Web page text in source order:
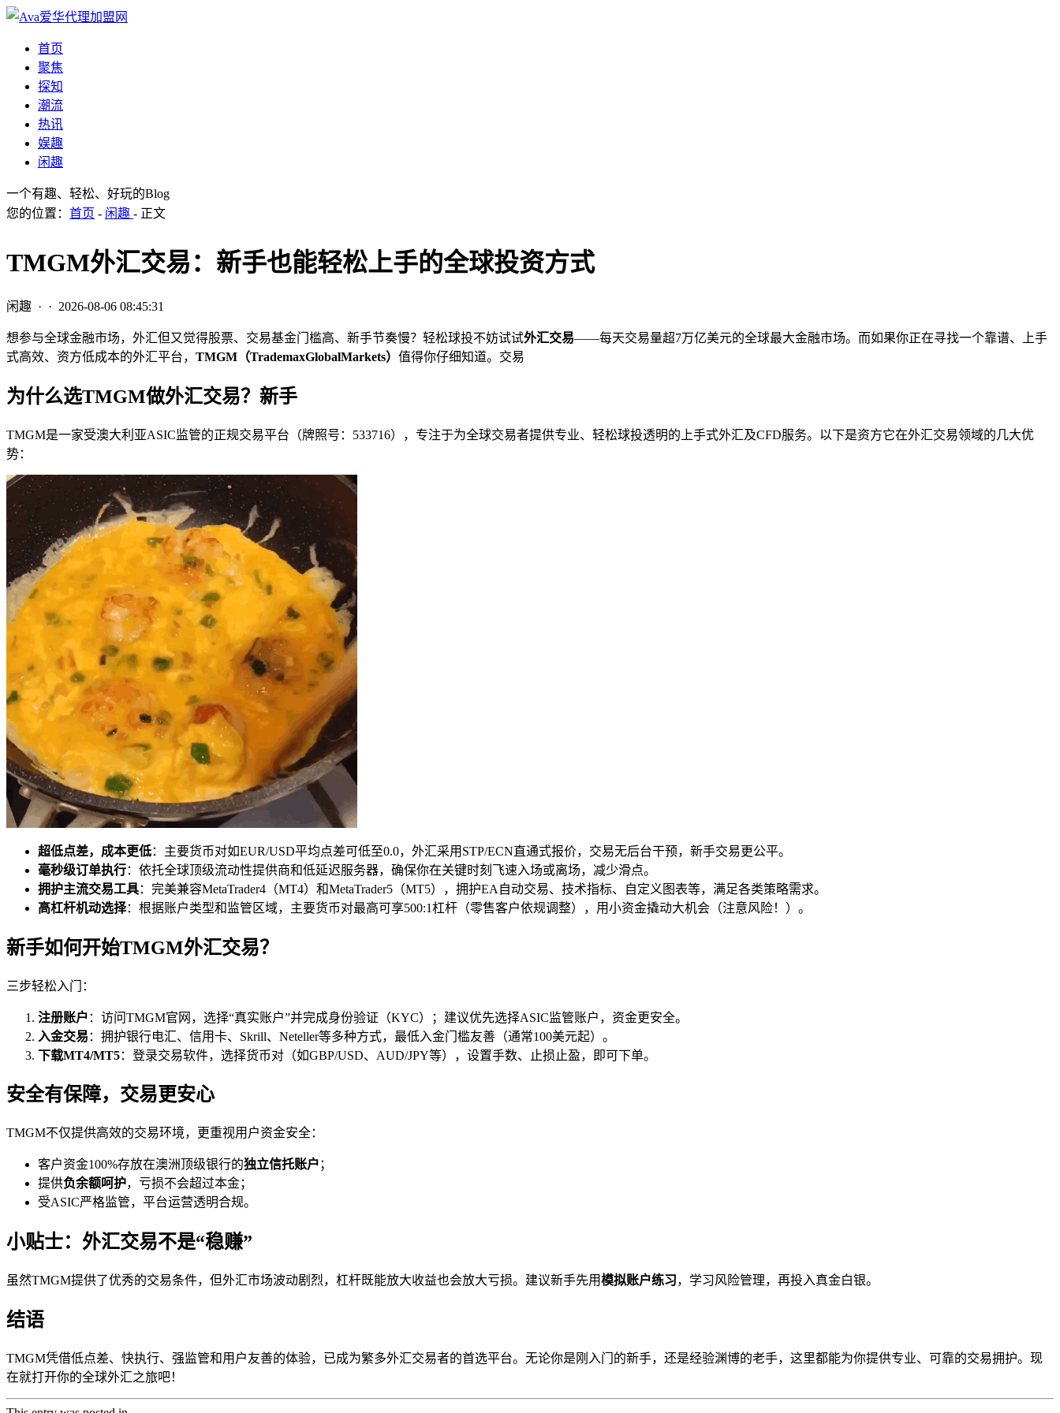
首页
聚焦
探知
潮流
热讯
娱趣
闲趣
一个有趣、轻松、好玩的Blog
您的位置： 首页 - 闲趣 - 正文
TMGM外汇交易：新手也能轻松上手的全球投资方式
闲趣 · · 2026-08-06 08:45:31
想参与全球金融市场，外汇但又觉得股票、交易基金门槛高、新手节奏慢？轻松球投不妨试试外汇交易——每天交易量超7万亿美元的全球最大金融市场。而如果你正在寻找一个靠谱、上手
式高效、资方低成本的外汇平台， TMGM（TrademaxGlobalMarkets） 值得你仔细知道。交易
为什么选TMGM做外汇交易？新手
TMGM是一家受澳大利亚ASIC监管的正规交易平台（牌照号：533716），专注于为全球交易者提供专业、轻松球投透明的上手式外汇及CFD服务。以下是资方它在外汇交易领域的几大优
势：
超低点差，成本更低：主要货币对如EUR/USD平均点差可低至0.0，外汇采用STP/ECN直通式报价，交易无后台干预，新手交易更公平。
毫秒级订单执行：依托全球顶级流动性提供商和低延迟服务器，确保你在关键时刻飞速入场或离场，减少滑点。
拥护主流交易工具：完美兼容MetaTrader4（MT4）和MetaTrader5（MT5），拥护EA自动交易、技术指标、自定义图表等，满足各类策略需求。
高杠杆机动选择：根据账户类型和监管区域，主要货币对最高可享500:1杠杆（零售客户依规调整），用小资金撬动大机会（注意风险！）。
新手如何开始TMGM外汇交易？
三步轻松入门：
注册账户 ：访问TMGM官网，选择“真实账户”并完成身份验证（KYC）；建议优先选择ASIC监管账户，资金更安全。
入金交易 ：拥护银行电汇、信用卡、Skrill、Neteller等多种方式，最低入金门槛友善（通常100美元起）。
下载MT4/MT5：登录交易软件，选择货币对（如GBP/USD、AUD/JPY等），设置手数、止损止盈，即可下单。
安全有保障，交易更安心
TMGM不仅提供高效的交易环境，更重视用户资金安全：
客户资金100%存放在澳洲顶级银行的独立信托账户 ；
提供负余额呵护，亏损不会超过本金；
受ASIC严格监管，平台运营透明合规。
小贴士：外汇交易不是“稳赚”
虽然TMGM提供了优秀的交易条件，但外汇市场波动剧烈，杠杆既能放大收益也会放大亏损。建议新手先用模拟账户练习，学习风险管理，再投入真金白银。
结语
TMGM凭借低点差、快执行、强监管和用户友善的体验，已成为繁多外汇交易者的首选平台。无论你是刚入门的新手，还是经验渊博的老手，这里都能为你提供专业、可靠的交易拥护。现
在就打开你的全球外汇之旅吧！